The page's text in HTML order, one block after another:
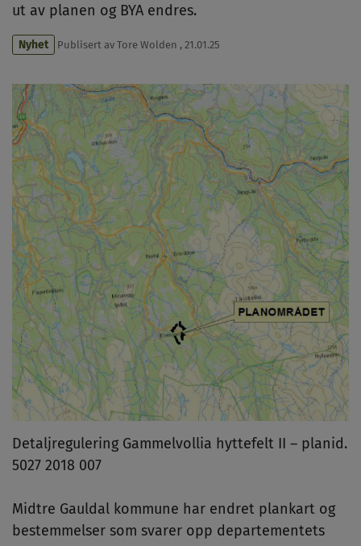
ut av planen og BYA endres.
Nyhet Publisert av Tore Wolden , 21.01.25
Detaljregulering Gammelvollia hyttefelt II – planid.
5027 2018 007
Midtre Gauldal kommune har endret plankart og
bestemmelser som svarer opp departementets